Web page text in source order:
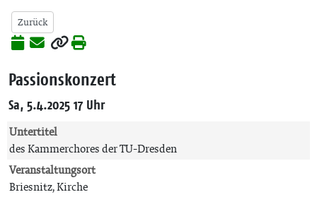
Zurück
Passionskonzert
Sa, 5.4.2025 17 Uhr
Untertitel
des Kammerchores der TU-Dresden
Veranstaltungsort
Briesnitz, Kirche